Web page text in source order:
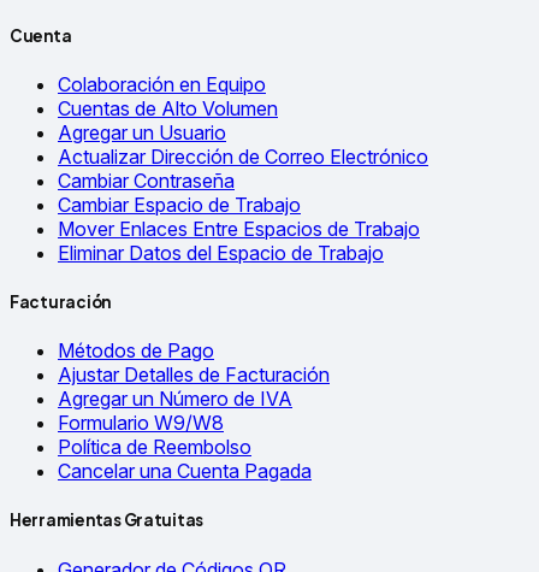
Cuenta
Colaboración en Equipo
Cuentas de Alto Volumen
Agregar un Usuario
Actualizar Dirección de Correo Electrónico
Cambiar Contraseña
Cambiar Espacio de Trabajo
Mover Enlaces Entre Espacios de Trabajo
Eliminar Datos del Espacio de Trabajo
Facturación
Métodos de Pago
Ajustar Detalles de Facturación
Agregar un Número de IVA
Formulario W9/W8
Política de Reembolso
Cancelar una Cuenta Pagada
Herramientas Gratuitas